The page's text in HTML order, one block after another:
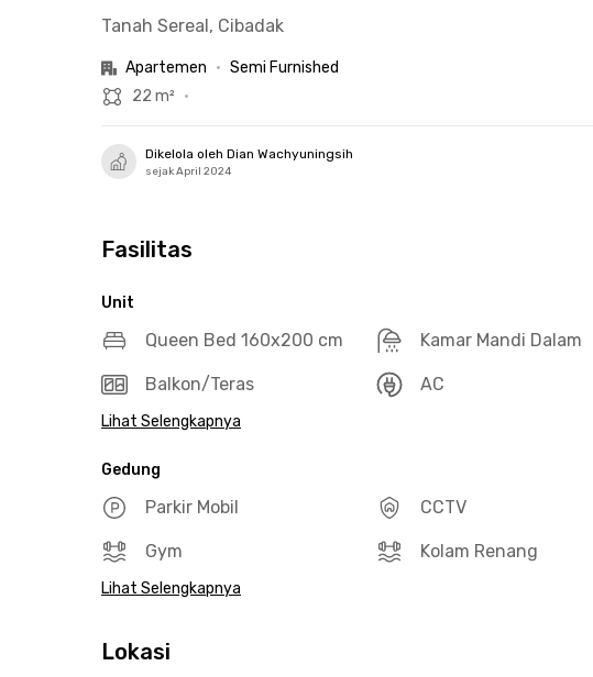
Tanah Sereal, Cibadak
Apartemen • Semi Furnished
22 m² •
Dikelola oleh Dian Wachyuningsih
sejak April 2024
Fasilitas
Unit
Queen Bed 160x200 cm Kamar Mandi Dalam
Balkon/Teras AC
Lihat Selengkapnya
Gedung
Parkir Mobil CCTV
Gym Kolam Renang
Lihat Selengkapnya
Lokasi